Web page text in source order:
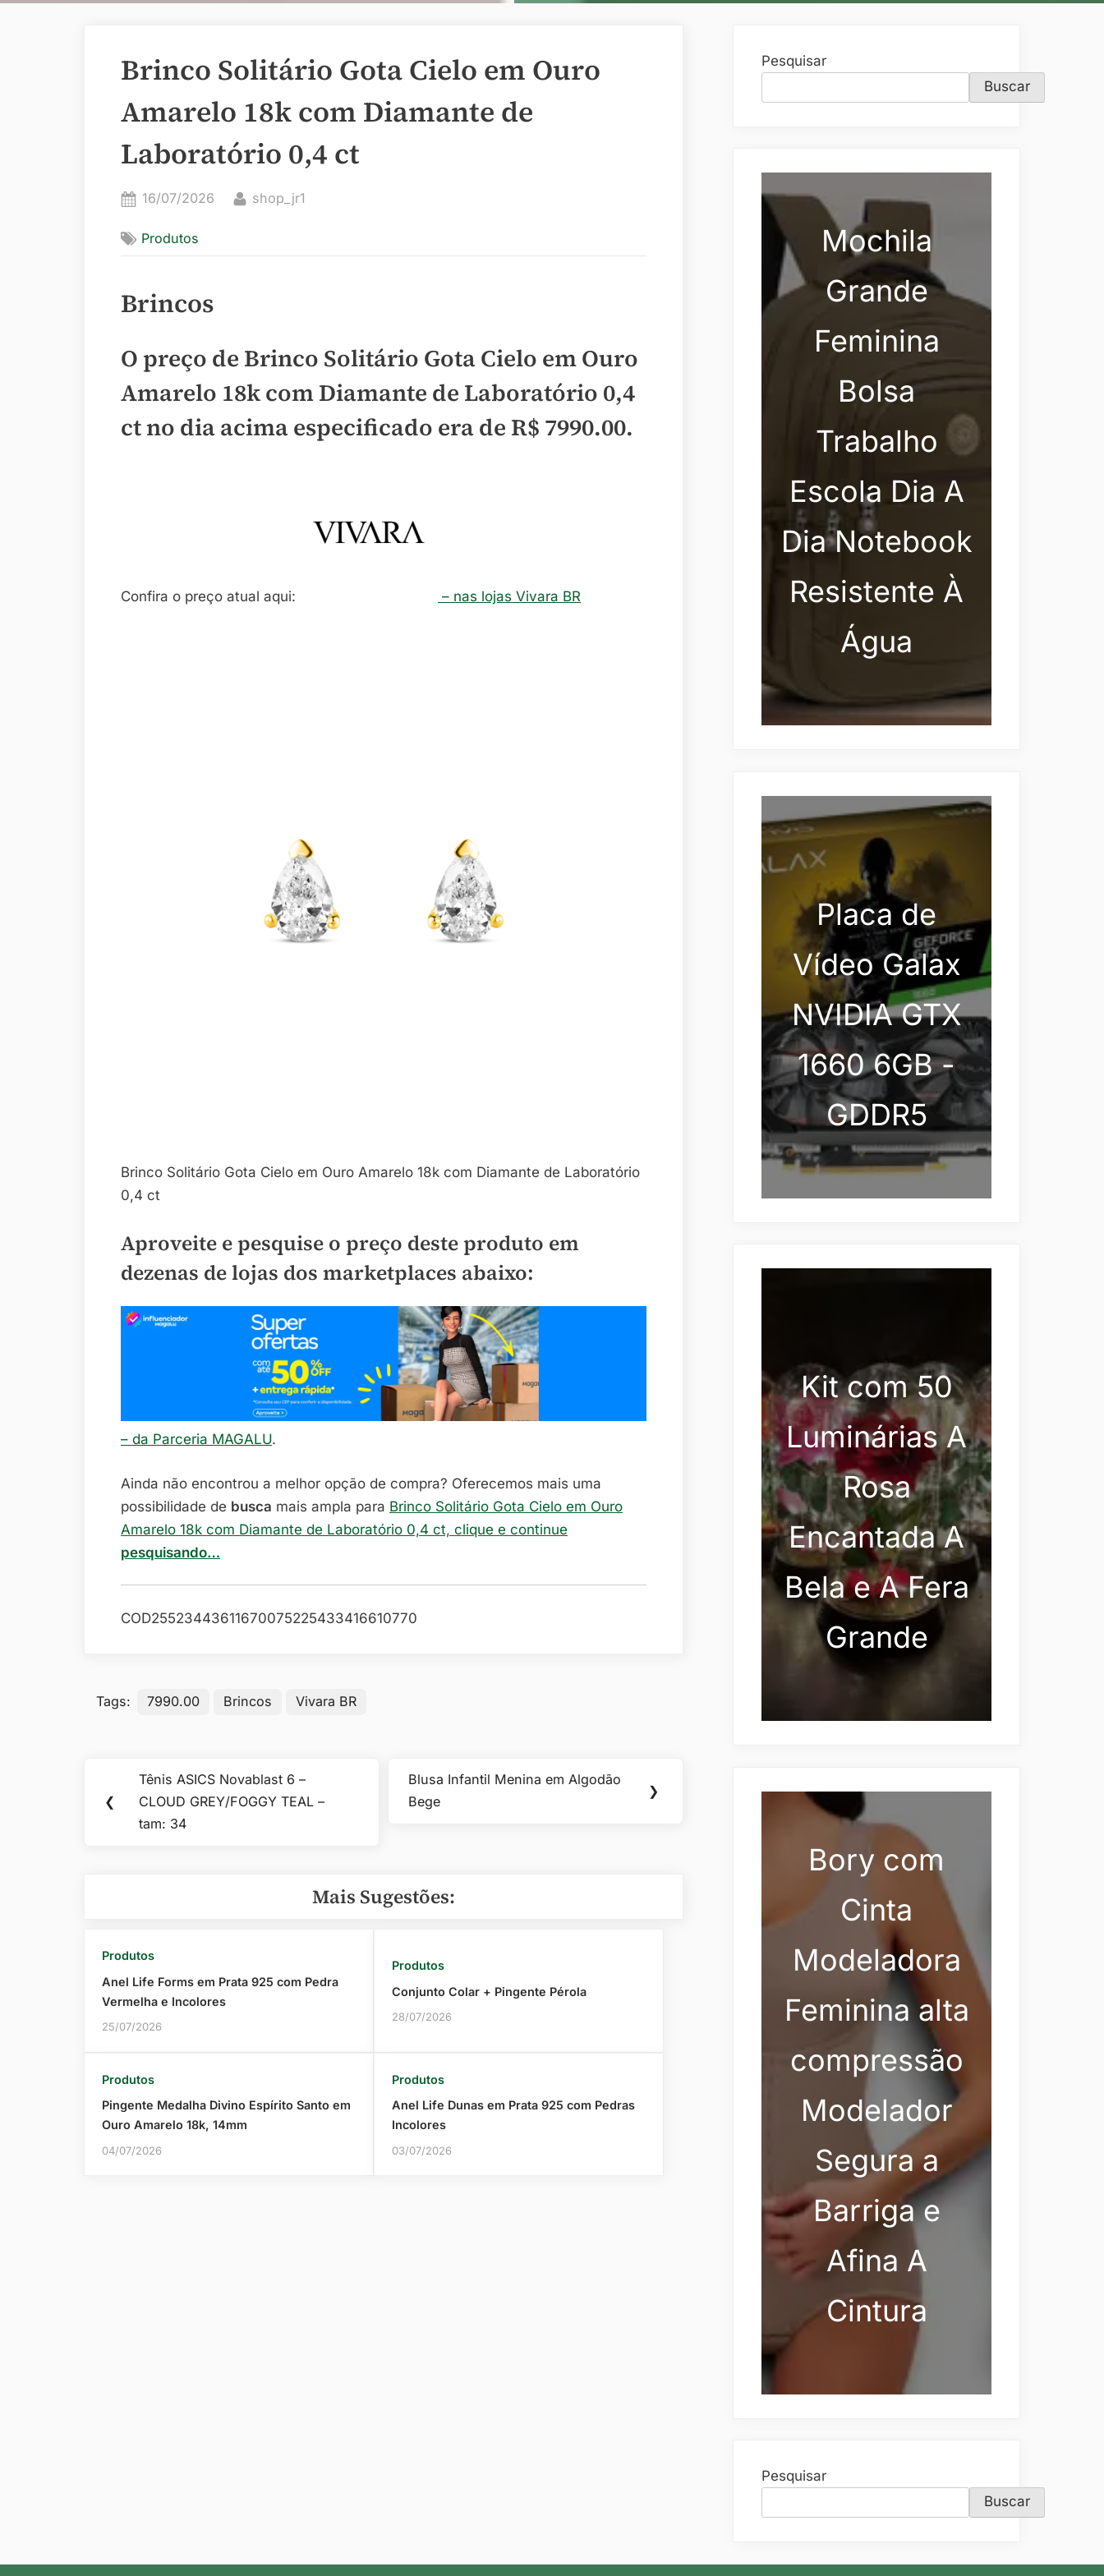
Brinco Solitário Gota Cielo em Ouro
Amarelo 18k com Diamante de
Laboratório 0,4 ct
Posted
16/07/2026 By
shop_jr1
Produtos
Brincos
O preço de Brinco Solitário Gota Cielo em Ouro
Amarelo 18k com Diamante de Laboratório 0,4
ct no dia acima especificado era de R$ 7990.00.
Confira o preço atual aqui: – nas lojas Vivara BR
Brinco Solitário Gota Cielo em Ouro Amarelo 18k com Diamante de Laboratório
0,4 ct
Aproveite e pesquise o preço deste produto em
dezenas de lojas dos marketplaces abaixo:
– da Parceria MAGALU.
Ainda não encontrou a melhor opção de compra? Oferecemos mais uma
possibilidade de busca mais ampla para Brinco Solitário Gota Cielo em Ouro
Amarelo 18k com Diamante de Laboratório 0,4 ct, clique e continue
pesquisando…
COD25523443611670075225433416610770
Tags: 7990.00 Brincos Vivara BR
Navegação
de
❮
Previous
Post:
Tênis ASICS Novablast 6 –
CLOUD GREY/FOGGY TEAL –
tam: 34
Next
Post:
Blusa Infantil Menina em Algodão
Bege
❯
Mais Sugestões:
Produtos
Anel Life Forms em Prata 925 com Pedra
Vermelha e Incolores
25/07/2026
Produtos
Conjunto Colar + Pingente Pérola
28/07/2026
Produtos
Pingente Medalha Divino Espírito Santo em
Ouro Amarelo 18k, 14mm
04/07/2026
Produtos
Anel Life Dunas em Prata 925 com Pedras
Incolores
03/07/2026
Pesquisar
Buscar
Mochila
Grande
Feminina
Bolsa
Trabalho
Escola Dia A
Dia Notebook
Resistente À
Água
Placa de
Vídeo Galax
NVIDIA GTX
1660 6GB -
GDDR5
Kit com 50
Luminárias A
Rosa
Encantada A
Bela e A Fera
Grande
Bory com
Cinta
Modeladora
Feminina alta
compressão
Modelador
Segura a
Barriga e
Afina A
Cintura
Pesquisar
Buscar